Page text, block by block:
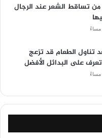
من تساقط الشعر عند الرجال
تناول الطعام قد تزعج
على البدائل الأفضل